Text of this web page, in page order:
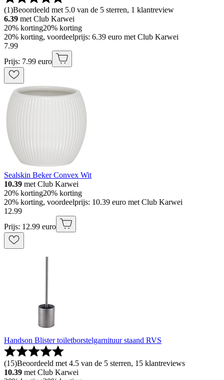
(1)Beoordeeld met 5.0 van de 5 sterren, 1 klantreview
6.39 met Club Karwei
20% korting20% korting
20% korting, voordeelprijs: 6.39 euro met Club Karwei
7.99
Prijs: 7.99 euro
Sealskin Beker Convex Wit
10.39 met Club Karwei
20% korting20% korting
20% korting, voordeelprijs: 10.39 euro met Club Karwei
12.99
Prijs: 12.99 euro
Handson Blister toiletborstelgarnituur staand RVS
(15)Beoordeeld met 4.5 van de 5 sterren, 15 klantreviews
10.39 met Club Karwei